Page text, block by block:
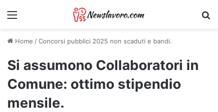
Menu
Home /Concorsi pubblici 2025 non scaduti e bandi.
Si assumono Collaboratori in
Comune: ottimo stipendio
mensile.